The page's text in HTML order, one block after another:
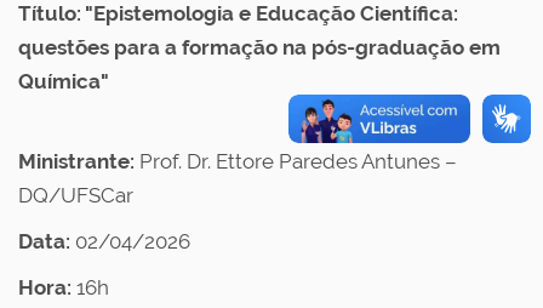
Título: "Epistemologia e Educação Científica:
questões para a formação na pós-graduação em
Química"
Ministrante: Prof. Dr. Ettore Paredes Antunes –
DQ/UFSCar
Data: 02/04/2026
Hora: 16h